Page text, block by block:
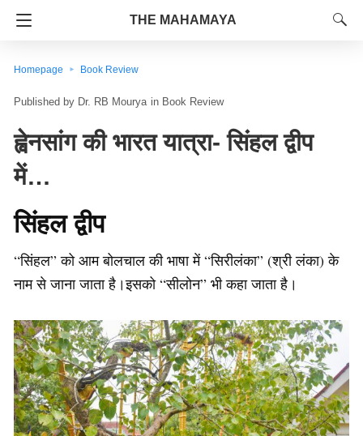
THE MAHAMAYA
Homepage Book Review
Dr. RB Mourya in Book Review
ह्वेनसांग की भारत यात्रा- सिंहल द्वीप
में…
सिंहल द्वीप
“सिंहल” को आम बोलचाल की भाषा में “सिरीलंका” (श्री लंका) के
नाम से जाना जाता है।इसको “सीलोन” भी कहा जाता है।